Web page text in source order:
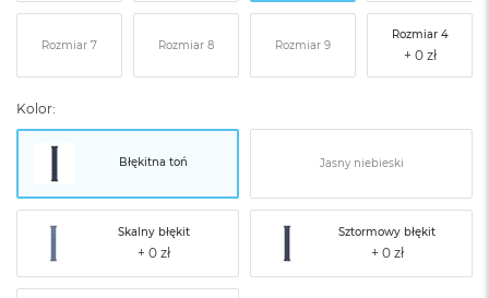
Rozmiar 7 Rozmiar 8 Rozmiar 9
Rozmiar 4
Kolor:
Błękitna toń Jasny niebieski
Skalny błękit Sztormowy błękit